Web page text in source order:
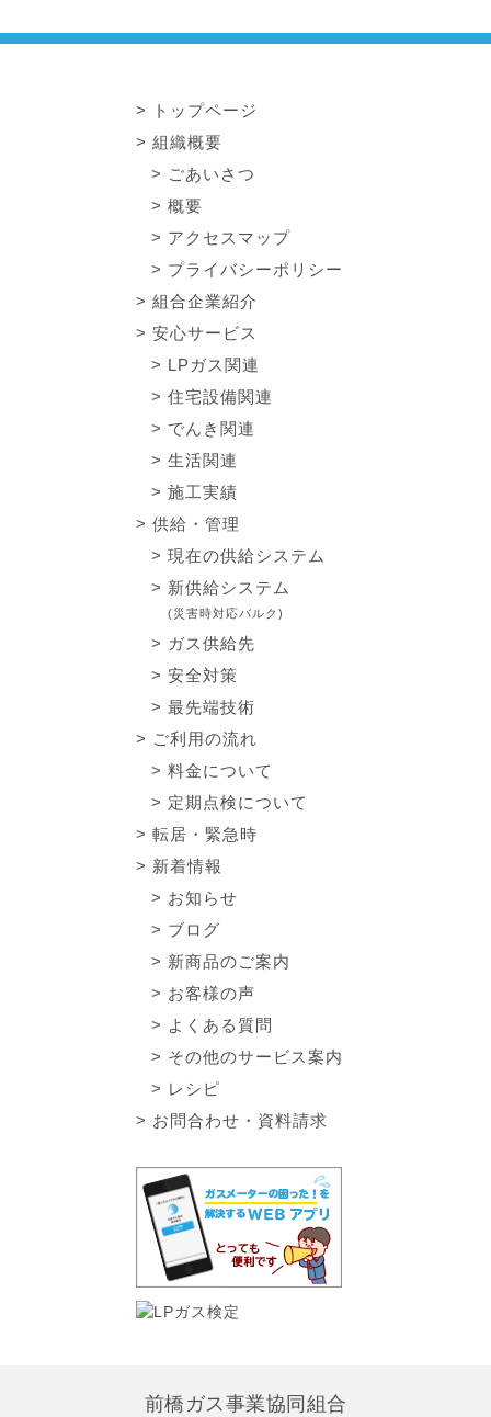
トップページ
組織概要
ごあいさつ
概要
アクセスマップ
プライバシーポリシー
組合企業紹介
安心サービス
LPガス関連
住宅設備関連
でんき関連
生活関連
施工実績
供給・管理
現在の供給システム
新供給システム
(災害時対応バルク)
ガス供給先
安全対策
最先端技術
ご利用の流れ
料金について
定期点検について
転居・緊急時
新着情報
お知らせ
ブログ
新商品のご案内
お客様の声
よくある質問
その他のサービス案内
レシピ
お問合わせ・資料請求
前橋ガス事業協同組合